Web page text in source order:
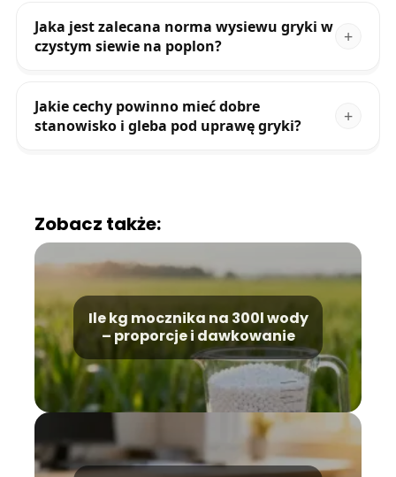
Jaka jest zalecana norma wysiewu gryki w
czystym siewie na poplon?
Jakie cechy powinno mieć dobre
stanowisko i gleba pod uprawę gryki?
Zobacz także:
Ile kg mocznika na 300l wody
– proporcje i dawkowanie